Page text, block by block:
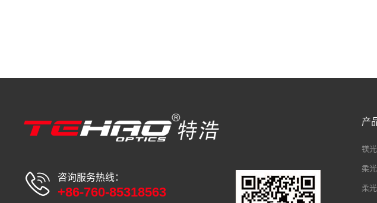
咨询服务热线：
+86-760-85318563
产
镁
柔
柔